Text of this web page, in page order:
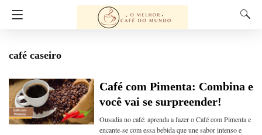
café caseiro
Café com Pimenta: Combina e
você vai se surpreender!
Ousadia no café: aprenda a fazer o Café com Pimenta e
encante-se com essa bebida que une sabor intenso e